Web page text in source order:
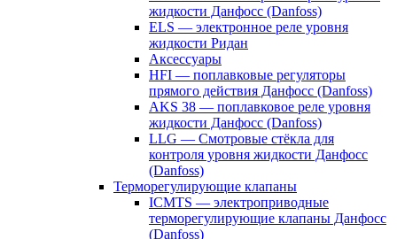
жидкости Данфосс (Danfoss)
ELS — электронное реле уровня
жидкости Ридан
Аксессуары
HFI — поплавковые регуляторы
прямого действия Данфосс (Danfoss)
AKS 38 — поплавковое реле уровня
жидкости Данфосс (Danfoss)
LLG — Смотровые стёкла для
контроля уровня жидкости Данфосс
(Danfoss)
Терморегулирующие клапаны
ICMTS — электроприводные
терморегулирующие клапаны Данфосс
(Danfoss)